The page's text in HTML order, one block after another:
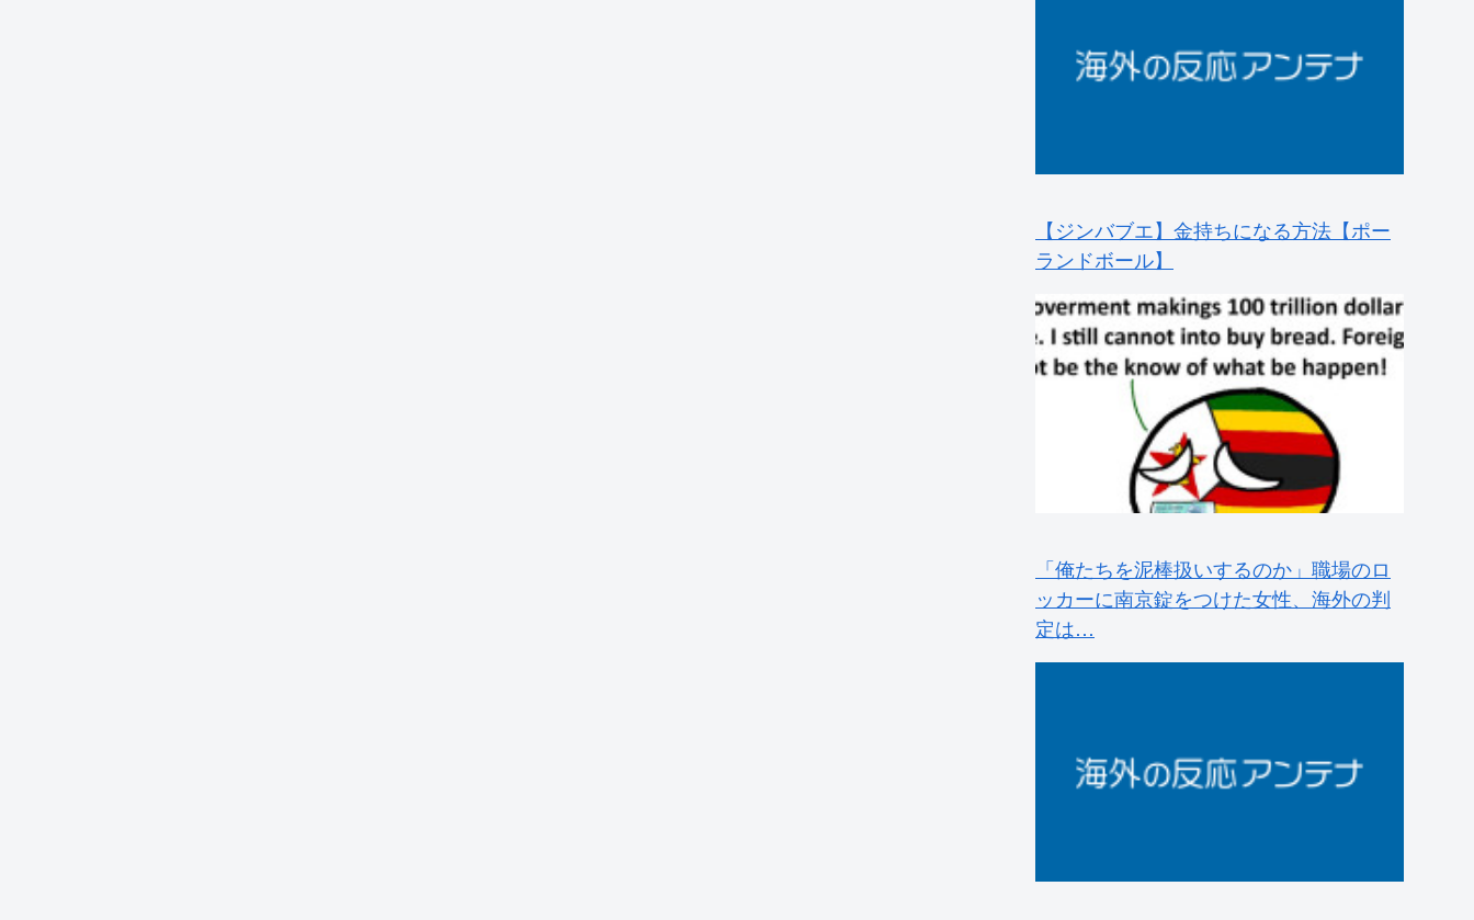
【ジンバブエ】金持ちになる方法【ポー
ランドボール】
「俺たちを泥棒扱いするのか」職場のロ
ッカーに南京錠をつけた女性、海外の判
定は…